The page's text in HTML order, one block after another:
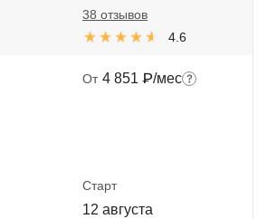
4.6
38 отзывов
От 4 851 ₽/мес
Старт
12 августа